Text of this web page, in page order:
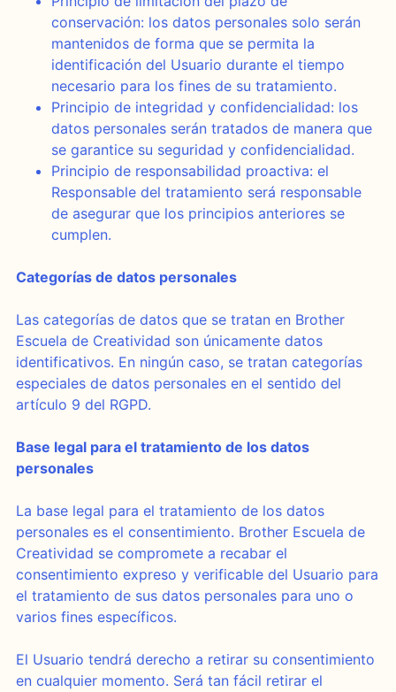
conservación: los datos personales solo serán
mantenidos de forma que se permita la
identificación del Usuario durante el tiempo
necesario para los fines de su tratamiento.
Principio de integridad y confidencialidad: los
datos personales serán tratados de manera que
se garantice su seguridad y confidencialidad.
Principio de responsabilidad proactiva: el
Responsable del tratamiento será responsable
de asegurar que los principios anteriores se
cumplen.
Categorías de datos personales
Las categorías de datos que se tratan en Brother
Escuela de Creatividad son únicamente datos
identificativos. En ningún caso, se tratan categorías
especiales de datos personales en el sentido del
artículo 9 del RGPD.
Base legal para el tratamiento de los datos
personales
La base legal para el tratamiento de los datos
personales es el consentimiento. Brother Escuela de
Creatividad se compromete a recabar el
consentimiento expreso y verificable del Usuario para
el tratamiento de sus datos personales para uno o
varios fines específicos.
El Usuario tendrá derecho a retirar su consentimiento
en cualquier momento. Será tan fácil retirar el